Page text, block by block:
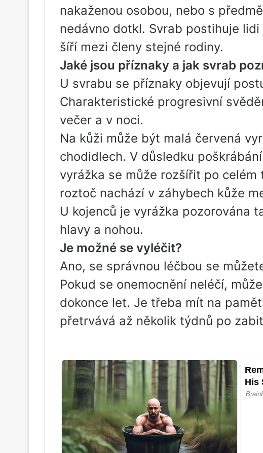
nakaženou osobou, nebo s
nedávno dotkl. Svrab postihuje
šíří mezi členy stejné rodiny.
Jaké jsou příznaky a jak svrab
U svrabu se příznaky objevují
Charakteristické progresivní
večer a v noci.
Na kůži může být malá červená
chodidlech. V důsledku
vyrážka se může rozšířit po celém
roztoč nachází v záhybech kůže
U kojenců je vyrážka pozorována
hlavy a nohou.
Je možné se vyléčit?
Ano, se správnou léčbou se
Pokud se onemocnění neléčí,
dokonce let. Je třeba mít na
přetrvává až několik týdnů po